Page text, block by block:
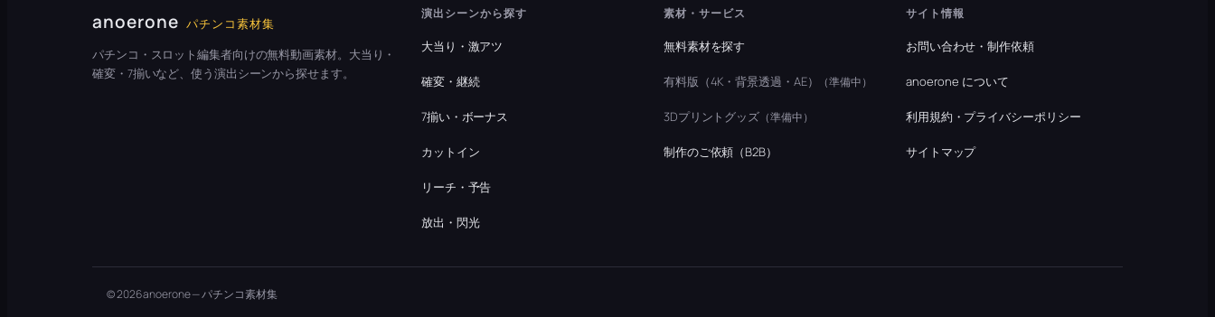
anoerone パチンコ素材集
パチンコ・スロット編集者向けの無料動画素材。大当り・
確変・7揃いなど、使う演出シーンから探せます。
演出シーンから探す
大当り・激アツ
確変・継続
7揃い・ボーナス
カットイン
リーチ・予告
放出・閃光
素材・サービス
無料素材を探す
有料版（4K・背景透過・AE） （準備中）
3Dプリントグッズ （準備中）
制作のご依頼（B2B）
サイト情報
お問い合わせ・制作依頼
anoerone について
利用規約・プライバシーポリシー
サイトマップ
© 2026 anoerone — パチンコ素材集